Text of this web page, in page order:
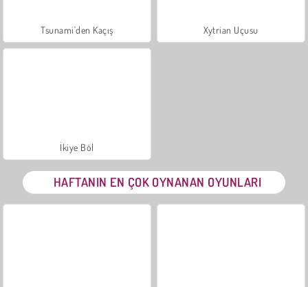
Tsunami'den Kaçış Xytrian Uçusu
İkiye Böl
HAFTANIN EN ÇOK OYNANAN OYUNLARI